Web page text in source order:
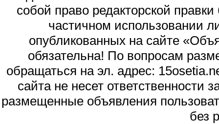
собой право редакторской
частичном использовании
опубликованных на сайте
обязательна! По вопросам
обращаться на эл. адрес:
сайта не несет
размещенные объявления
без